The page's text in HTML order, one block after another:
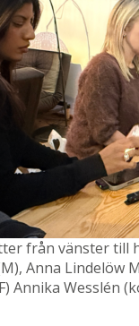
från vänster till
Anna Lindelöw
Annika Wesslén